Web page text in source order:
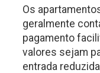
Os
geralmente
pagamento
valores sejam
entrada